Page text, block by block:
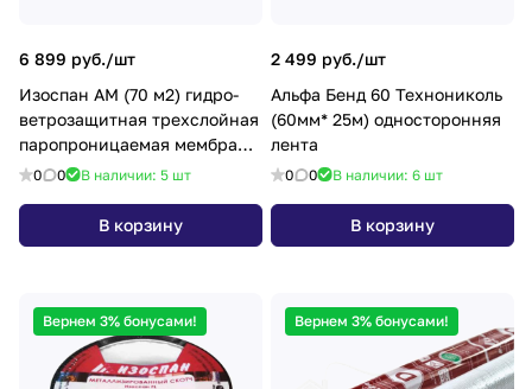
6 899 руб./шт
Изоспан АМ (70 м2) гидро-
ветрозащитная трехслойная
паропроницаемая мембрана,
(плотность 105 гр./м2.)
0 0 В наличии: 5 шт
В корзину
2 499 руб./шт
Альфа Бенд 60 Технониколь
(60мм* 25м) односторонняя
лента
0 0 В наличии: 6 шт
В корзину
Вернем 3% бонусами! Вернем 3% бонусами!